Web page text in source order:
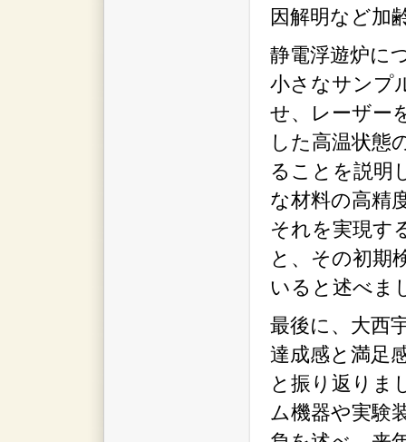
因解明など加
静電浮遊炉に
小さなサンプ
せ、レーザー
した高温状態
ることを説明
な材料の高精
それを実現す
と、その初期
いると述べま
最後に、大西
達成感と満足
と振り返りま
ム機器や実験